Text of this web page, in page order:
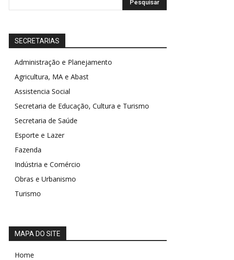
SECRETARIAS
Administração e Planejamento
Agricultura, MA e Abast
Assistencia Social
Secretaria de Educação, Cultura e Turismo
Secretaria de Saúde
Esporte e Lazer
Fazenda
Indústria e Comércio
Obras e Urbanismo
Turismo
MAPA DO SITE
Home